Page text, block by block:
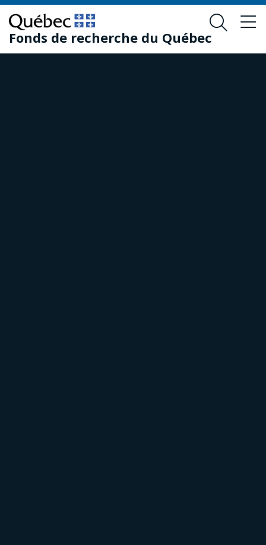
Skip
to
main
content
Skip
to
footer
Fonds de recherche du Québec